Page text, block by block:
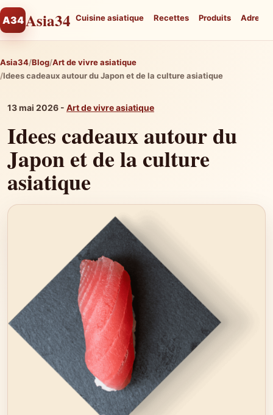
A34Asia34 Cuisine asiatique Recettes Produits
Asia34 Blog Art de vivre asiatique
Idees cadeaux autour du Japon et de la culture asiatique
13 mai 2026 - Art de vivre asiatique
Idees cadeaux autour du
Japon et de la culture
asiatique